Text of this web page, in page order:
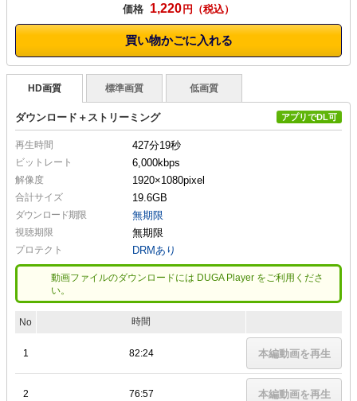
価格 1,220 円
買い物かごに入れる
HD画質 標準画質 低画質
ダウンロード＋ストリーミング アプリでDL可
再生時間 427分19秒
ビットレート 6,000kbps
解像度 1920×1080pixel
合計サイズ 19.6GB
ダウンロード期限 無期限
視聴期限 無期限
プロテクト DRMあり
動画ファイルのダウンロードには DUGA Player をご利用くださ
い。
No 時間
1 82:24 本編動画を再生
2 76:57 本編動画を再生